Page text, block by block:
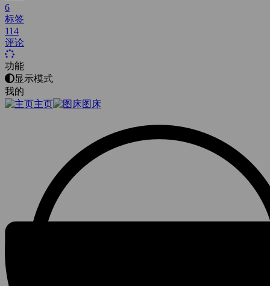
6
标签
114
评论
功能
显示模式
我的
主页
图床